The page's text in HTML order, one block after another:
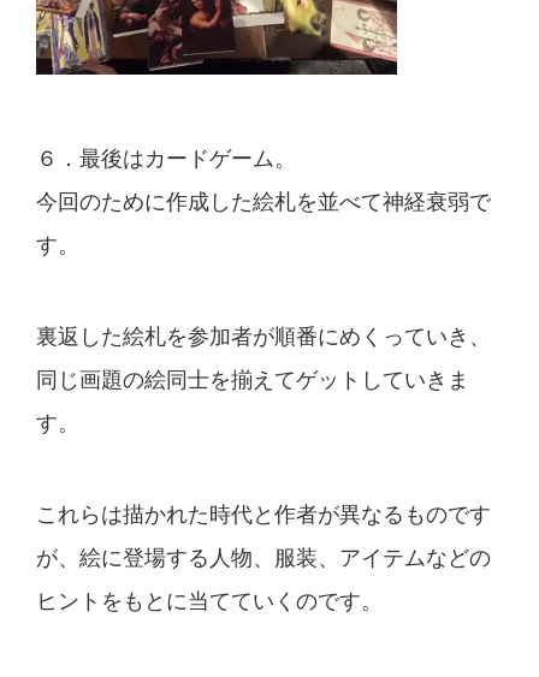
６．最後はカードゲーム。
今回のために作成した絵札を並べて神経衰弱で
す。
裏返した絵札を参加者が順番にめくっていき、
同じ画題の絵同士を揃えてゲットしていきま
す。
これらは描かれた時代と作者が異なるものです
が、絵に登場する人物、服装、アイテムなどの
ヒントをもとに当てていくのです。